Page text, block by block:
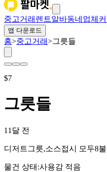
중고거래 렌트알바동네업체
앱 다운로드
홈>중고거래>그릇들
$7
그릇들
11달 전
디저트그릇,소스접시 모두8
물건 상태 :사용감 적음